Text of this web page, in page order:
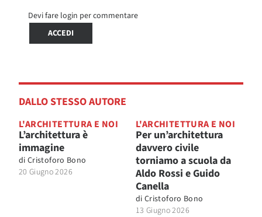
Devi fare login per commentare
ACCEDI
DALLO STESSO AUTORE
L'ARCHITETTURA E NOI
L’architettura è
immagine
di Cristoforo Bono
20 Giugno 2026
L'ARCHITETTURA E NOI
Per un’architettura
davvero civile
torniamo a scuola da
Aldo Rossi e Guido
Canella
di Cristoforo Bono
13 Giugno 2026